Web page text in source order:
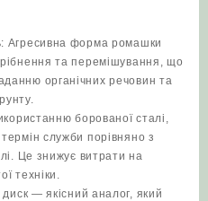
Агресивна форма ромашки
та перемішування, що
органічних речовин та
борованої сталі,
служби порівняно з
Це знижує витрати на
техніки.
диск — якісний аналог, який